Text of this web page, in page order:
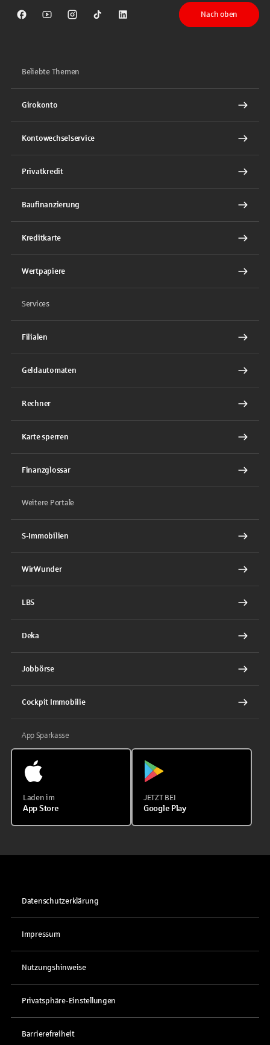
Sparkasse auf Facebook
Sparkasse auf Youtube
Sparkasse auf Instagram
Sparkasse auf TikTok
Sparkasse auf LinkedIn
Nach oben
Beliebte Themen
Girokonto
Kontowechselservice
Privatkredit
Baufinanzierung
Kreditkarte
Wertpapiere
Services
Filialen
Geldautomaten
Rechner
Karte sperren
Finanzglossar
Weitere Portale
S-Immobilien
WirWunder
LBS
Deka
Jobbörse
Cockpit Immobilie
App Sparkasse
Laden im
App Store
JETZT BEI
Google Play
Datenschutzerklärung
Impressum
Nutzungshinweise
Privatsphäre-Einstellungen
Barrierefreiheit